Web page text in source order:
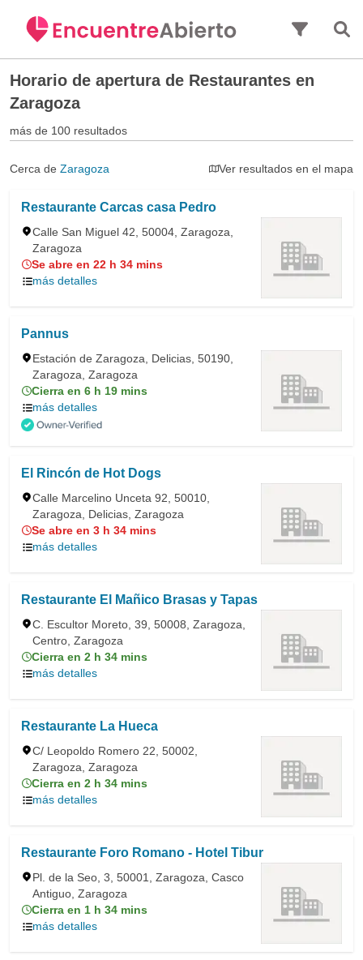
Horario de apertura de Restaurantes en
Zaragoza
más de 100 resultados
Cerca de Zaragoza Ver resultados en el mapa
Restaurante Carcas casa Pedro
Calle San Miguel 42, 50004, Zaragoza,
Zaragoza
Se abre en 22 h 34 mins
más detalles
Pannus
Estación de Zaragoza, Delicias, 50190,
Zaragoza, Zaragoza
Cierra en 6 h 19 mins
más detalles
El Rincón de Hot Dogs
Calle Marcelino Unceta 92, 50010,
Zaragoza, Delicias, Zaragoza
Se abre en 3 h 34 mins
más detalles
Restaurante El Mañico Brasas y Tapas
C. Escultor Moreto, 39, 50008, Zaragoza,
Centro, Zaragoza
Cierra en 2 h 34 mins
más detalles
Restaurante La Hueca
C/ Leopoldo Romero 22, 50002,
Zaragoza, Zaragoza
Cierra en 2 h 34 mins
más detalles
Restaurante Foro Romano - Hotel Tibur
Pl. de la Seo, 3, 50001, Zaragoza, Casco
Antiguo, Zaragoza
Cierra en 1 h 34 mins
más detalles